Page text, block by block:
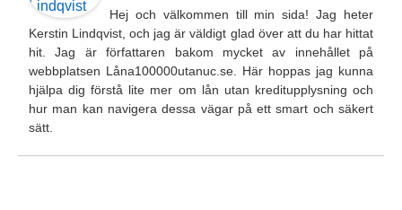
Hej och välkommen till min sida! Jag heter
Kerstin Lindqvist, och jag är väldigt glad över att du har hittat
hit. Jag är författaren bakom mycket av innehållet på
webbplatsen Låna100000utanuc.se. Här hoppas jag kunna
hjälpa dig förstå lite mer om lån utan kreditupplysning och
hur man kan navigera dessa vägar på ett smart och säkert
sätt.